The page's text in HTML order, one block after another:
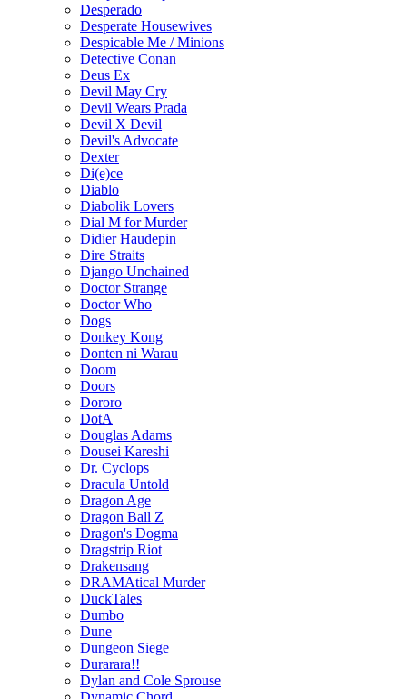
Desperado
Desperate Housewives
Despicable Me / Minions
Detective Conan
Deus Ex
Devil May Cry
Devil Wears Prada
Devil X Devil
Devil's Advocate
Dexter
Di(e)ce
Diablo
Diabolik Lovers
Dial M for Murder
Didier Haudepin
Dire Straits
Django Unchained
Doctor Strange
Doctor Who
Dogs
Donkey Kong
Donten ni Warau
Doom
Doors
Dororo
DotA
Douglas Adams
Dousei Kareshi
Dr. Cyclops
Dracula Untold
Dragon Age
Dragon Ball Z
Dragon's Dogma
Dragstrip Riot
Drakensang
DRAMAtical Murder
DuckTales
Dumbo
Dune
Dungeon Siege
Durarara!!
Dylan and Cole Sprouse